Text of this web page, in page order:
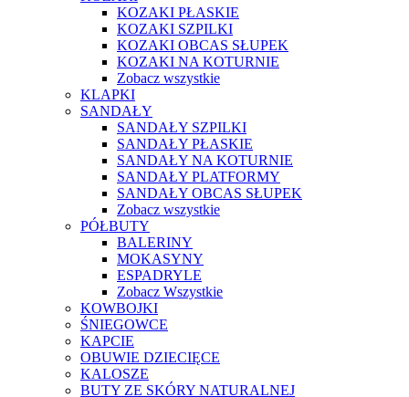
KOZAKI PŁASKIE
KOZAKI SZPILKI
KOZAKI OBCAS SŁUPEK
KOZAKI NA KOTURNIE
Zobacz wszystkie
KLAPKI
SANDAŁY
SANDAŁY SZPILKI
SANDAŁY PŁASKIE
SANDAŁY NA KOTURNIE
SANDAŁY PLATFORMY
SANDAŁY OBCAS SŁUPEK
Zobacz wszystkie
PÓŁBUTY
BALERINY
MOKASYNY
ESPADRYLE
Zobacz Wszystkie
KOWBOJKI
ŚNIEGOWCE
KAPCIE
OBUWIE DZIECIĘCE
KALOSZE
BUTY ZE SKÓRY NATURALNEJ